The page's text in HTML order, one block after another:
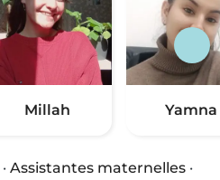
Millah Yamna
· Assistantes maternelles ·